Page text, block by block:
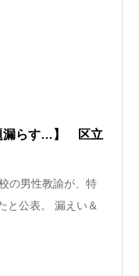
漏らす…】 区立
の男性教諭が、特
と公表。 漏えい＆